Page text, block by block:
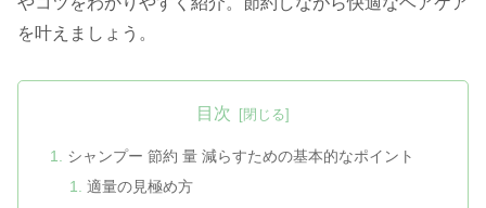
を叶えましょう。
目次
シャンプー 節約 量 減らすための基本的なポイント
適量の見極め方